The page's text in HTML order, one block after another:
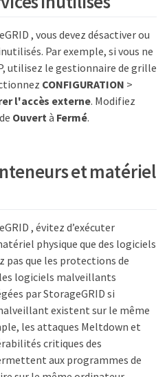
, vous devez désactiver ou
Par exemple, si vous ne
utilisez le gestionnaire de grille
CONFIGURATION >
l'accès externe. Modifiez
Ouvertà Fermé.
et matériel
, évitez d’exécuter
physique que des logiciels
pas que les protections de
logiciels malveillants
par StorageGRID si
existent sur le même
les attaques Meltdown et
critiques des
aux programmes de